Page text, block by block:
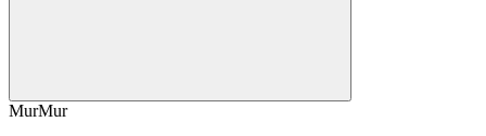
MurMur